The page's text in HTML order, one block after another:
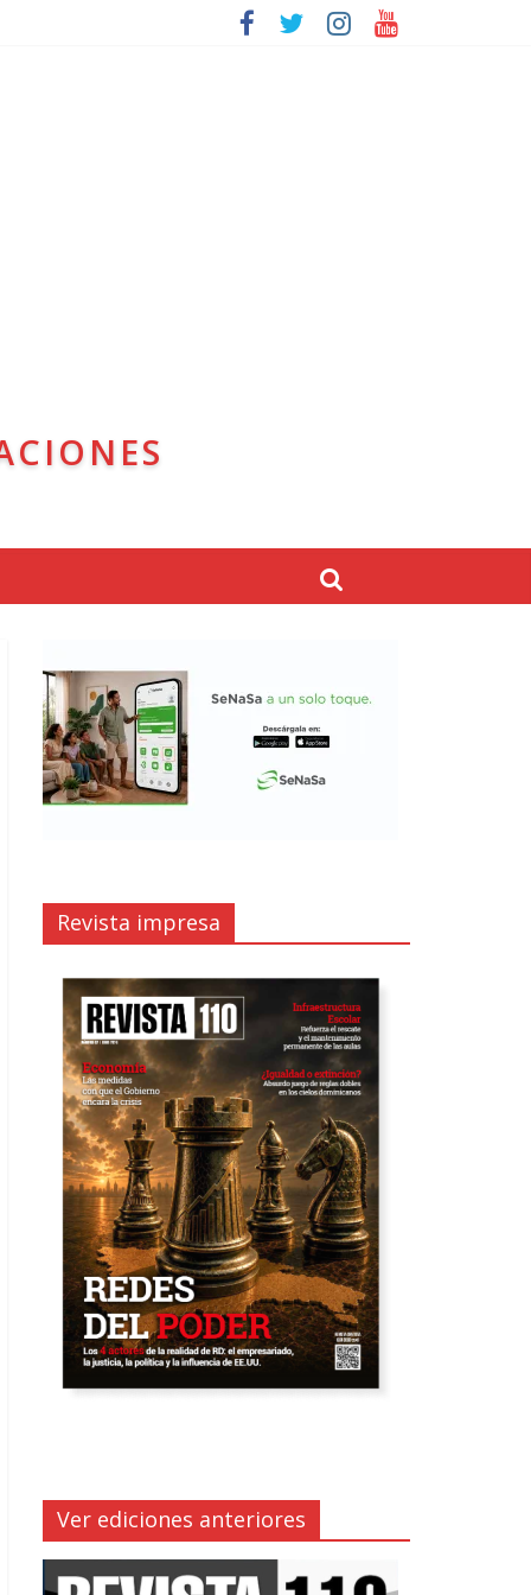
Revista impresa
Ver ediciones anteriores